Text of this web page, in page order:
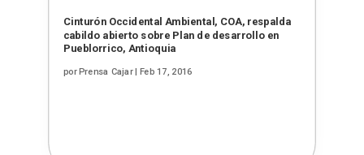
Cinturón Occidental Ambiental, COA, respalda
cabildo abierto sobre Plan de desarrollo en
Pueblorrico, Antioquia
porPrensa Cajar| Feb 17, 2016